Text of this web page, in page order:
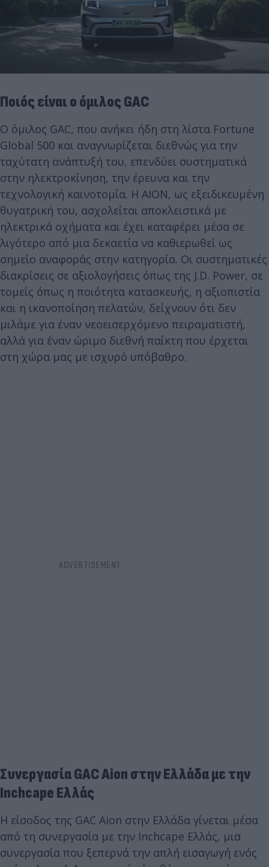
Ποιός είναι ο όμιλος GAC
Ο όμιλος GAC, που ανήκει ήδη στη λίστα Fortune
Global 500 και αναγνωρίζεται διεθνώς για την
ταχύτατη ανάπτυξή του, επενδύει συστηματικά
στην ηλεκτροκίνηση, την έρευνα και την
τεχνολογική καινοτομία. Η AION, ως εξειδικευμένη
θυγατρική του, ασχολείται αποκλειστικά με
ηλεκτρικά οχήματα και έχει καταφέρει μέσα σε
λιγότερο από μια δεκαετία να καθιερωθεί ως
σημείο αναφοράς στην κατηγορία. Οι συστηματικές
διακρίσεις σε αξιολογήσεις όπως της J.D. Power, σε
τομείς όπως η ποιότητα κατασκευής, η αξιοπιστία
και η ικανοποίηση πελατών, δείχνουν ότι δεν
μιλάμε για έναν νεοεισερχόμενο πειραματιστή,
αλλά για έναν ώριμο διεθνή παίκτη που έρχεται
στη χώρα μας με ισχυρό υπόβαθρο.
Συνεργασία GAC Aion στην Ελλάδα με την
Inchcape Ελλάς
Η είσοδος της GAC Aion στην Ελλάδα γίνεται μέσα
από τη συνεργασία με την Inchcape Ελλάς, μια
συνεργασία που ξεπερνά την απλή εισαγωγή ενός